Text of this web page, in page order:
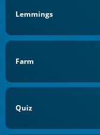
Lemmings
Farm
Quiz